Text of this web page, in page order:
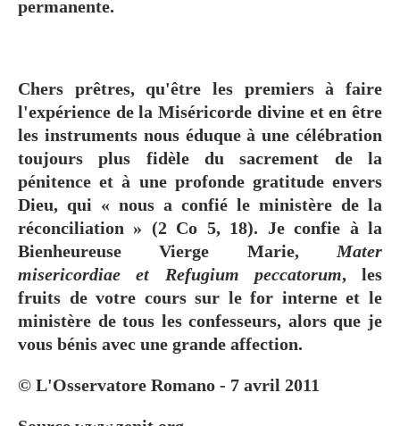
permanente.
Chers prêtres, qu'être les premiers à faire
l'expérience de la Miséricorde divine et en être
les instruments nous éduque à une célébration
toujours plus fidèle du sacrement de la
pénitence et à une profonde gratitude envers
Dieu, qui « nous a confié le ministère de la
réconciliation » (2 Co 5, 18). Je confie à la
Bienheureuse Vierge Marie, Mater
misericordiae et Refugium peccatorum, les
fruits de votre cours sur le for interne et le
ministère de tous les confesseurs, alors que je
vous bénis avec une grande affection.
© L'Osservatore Romano - 7 avril 2011